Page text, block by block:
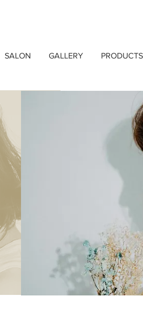
SALON GALLERY PRODUCTS